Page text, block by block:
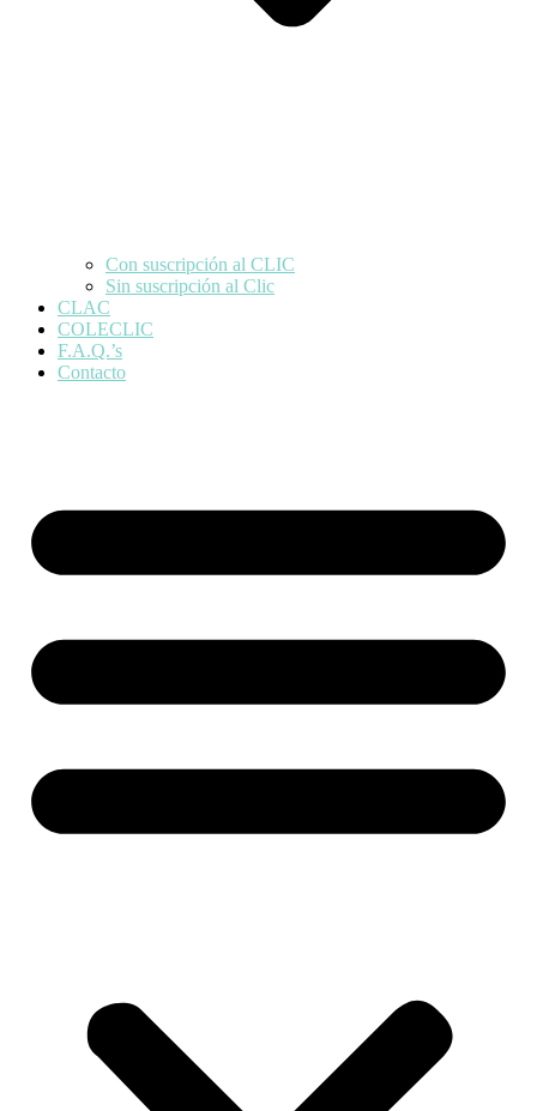
Con suscripción al CLIC
Sin suscripción al Clic
CLAC
COLECLIC
F.A.Q.’s
Contacto